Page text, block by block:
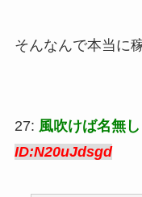
そんなんで本当に
27: 風吹けば名無し
ID:N20uJdsgd